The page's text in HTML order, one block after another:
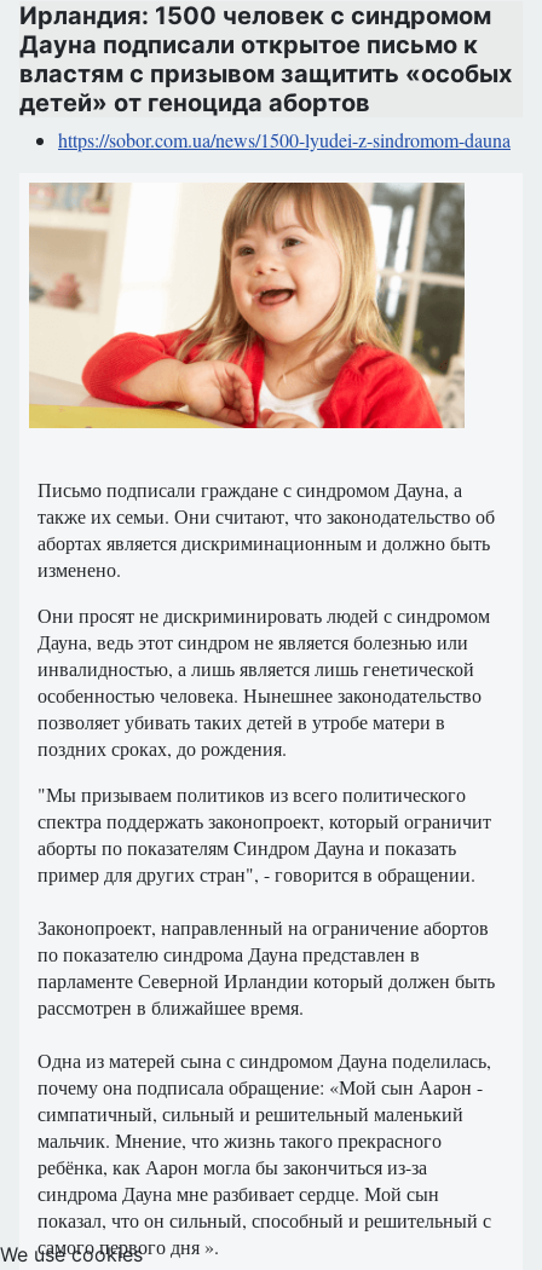
Ирландия: 1500 человек с синдромом
Дауна подписали открытое письмо к
властям с призывом защитить «особых
детей» от геноцида абортов
https://sobor.com.ua/news/1500-lyudei-z-sindromom-dauna
Письмоподписали гражданес синдромом Дауна, а
такжеих семьи. Они считают, чтозаконодательствооб
абортахявляется дискриминационными должнобыть
изменено.
Они просятне дискриминироватьлюдей с синдромом
Дауна, ведьэтотсиндром неявляетсяболезньюили
инвалидностью, а лишь являетсялишьгенетической
особенностьючеловека. Нынешнеезаконодательство
позволяетубиватьтаких детей в утробематери в
позднихсроках, дорождения.
"Мы призываем политиков из всего политического
спектра поддержать законопроект, который ограничит
аборты по показателям Cиндром Дауна и показать
пример для других стран", - говорится в обращении.
Законопроект, направленный на ограничение абортов
по показателю синдрома Дауна представлен в
парламенте Северной Ирландии который должен быть
рассмотрен в ближайшее время.
Одна из матерей сына с синдромом Дауна поделилась,
почему она подписала обращение: «Мой сын Аарон -
симпатичный, сильный и решительный маленький
мальчик. Мнение, что жизнь такого прекрасного
ребёнка, как Аарон могла бы закончиться из-за
синдрома Дауна мне разбивает сердце. Мой сын
показал, что он сильный, способный и решительный с
самого первого дня ».
We use cookies